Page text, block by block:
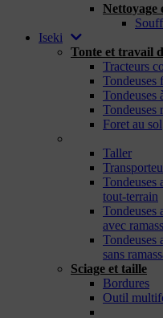
Nettoyage
Iseki
Tonte et travail
Tracteurs
Tondeuses
Tondeuses
Tondeuses
Foret au sol
Taller
Tondeuses
tout-terrain
Tondeuses
avec
Tondeuses
sans
Sciage et taille
Bordures
Outil